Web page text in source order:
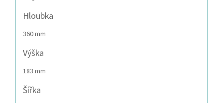
Hloubka
360 mm
Výška
183 mm
Šířka